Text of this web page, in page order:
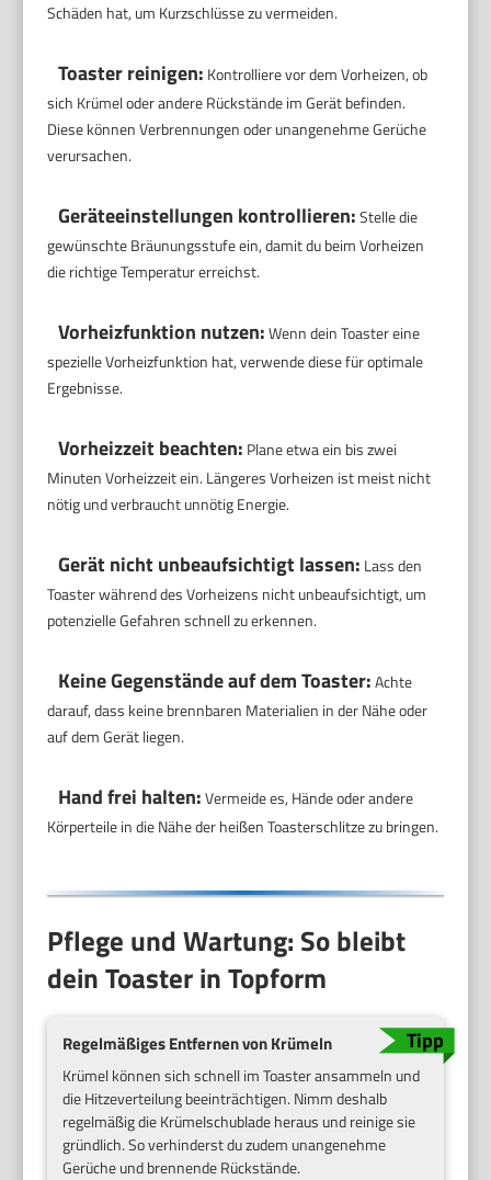
Schäden hat, um Kurzschlüsse zu vermeiden.
Toaster reinigen: Kontrolliere vor dem Vorheizen, ob
sich Krümel oder andere Rückstände im Gerät befinden.
Diese können Verbrennungen oder unangenehme Gerüche
verursachen.
Geräteeinstellungen kontrollieren:Stelle die
gewünschte Bräunungsstufe ein, damit du beim Vorheizen
die richtige Temperatur erreichst.
Vorheizfunktion nutzen:Wenn dein Toaster eine
spezielle Vorheizfunktion hat, verwende diese für optimale
Ergebnisse.
Vorheizzeit beachten: Plane etwa ein bis zwei
Minuten Vorheizzeit ein. Längeres Vorheizen ist meist nicht
nötig und verbraucht unnötig Energie.
Gerät nicht unbeaufsichtigt lassen: Lass den
Toaster während des Vorheizens nicht unbeaufsichtigt, um
potenzielle Gefahren schnell zu erkennen.
Keine Gegenstände auf dem Toaster:Achte
darauf, dass keine brennbaren Materialien in der Nähe oder
auf dem Gerät liegen.
Hand frei halten:Vermeide es, Hände oder andere
Körperteile in die Nähe der heißen Toasterschlitze zu bringen.
Pflege und Wartung: So bleibt
dein Toaster in Topform
Regelmäßiges Entfernen von Krümeln
Krümel können sich schnell im Toaster ansammeln und
die Hitzeverteilung beeinträchtigen. Nimm deshalb
regelmäßig die Krümelschublade heraus und reinige sie
gründlich. So verhinderst du zudem unangenehme
Gerüche und brennende Rückstände.